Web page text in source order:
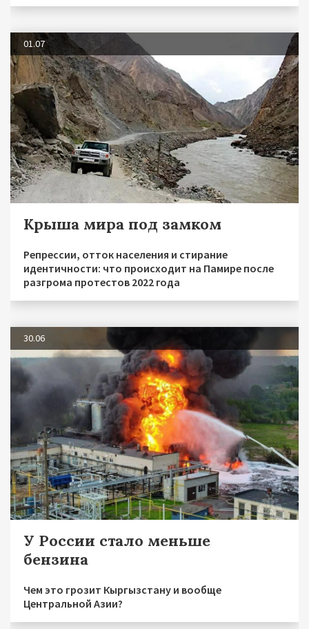
01.07
Крыша мира под замком
Репрессии, отток населения и стирание
идентичности: что происходит на Памире после
разгрома протестов 2022 года
30.06
У России стало меньше
бензина
Чем это грозит Кыргызстану и вообще
Центральной Азии?